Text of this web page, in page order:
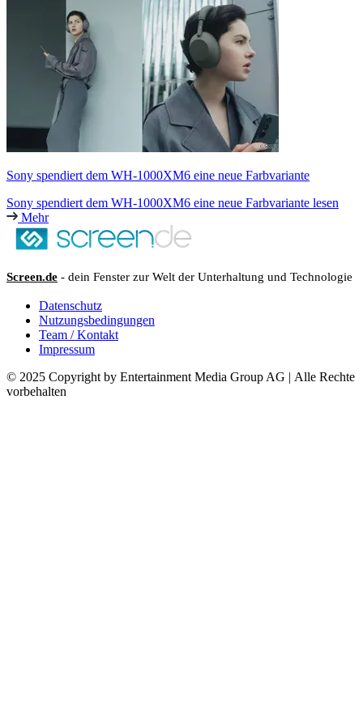
Sony spendiert dem WH-1000XM6 eine neue Farbvariante
Sony spendiert dem WH-1000XM6 eine neue Farbvariante lesen
Mehr
Screen.de - dein Fenster zur Welt der Unterhaltung und Technologie
Datenschutz
Nutzungsbedingungen
Team / Kontakt
Impressum
© 2025 Copyright by Entertainment Media Group AG | Alle Rechte
vorbehalten